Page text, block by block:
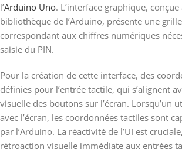
l’Arduino Uno. L’interface graphique, conçue
bibliothèque de l’Arduino, présente une
correspondant aux chiffres numériques
saisie du PIN.
Pour la création de cette interface, des
définies pour l’entrée tactile, qui s’alignent
visuelle des boutons sur l’écran. Lorsqu’un
avec l’écran, les coordonnées tactiles sont
par l’Arduino. La réactivité de l’UI est
rétroaction visuelle immédiate aux entrées